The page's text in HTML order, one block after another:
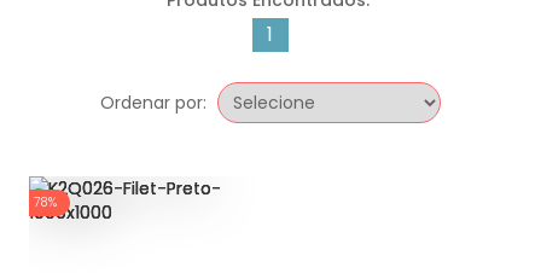
1
Ordenar por:
78%